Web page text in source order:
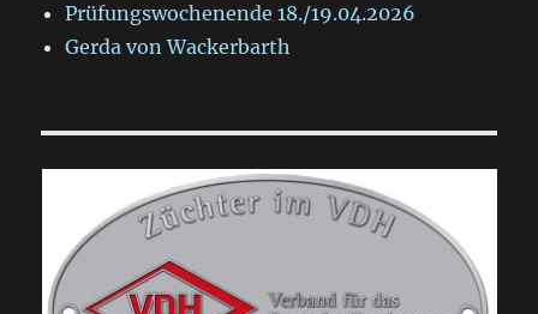
Prüfungswochenende 18./19.04.2026
Gerda von Wackerbarth